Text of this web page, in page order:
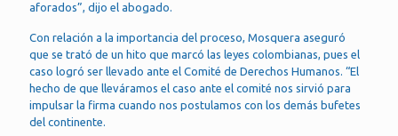
aforados”, dijo el abogado.
Con relación a la importancia del proceso, Mosquera aseguró
que se trató de un hito que marcó las leyes colombianas, pues el
caso logró ser llevado ante el Comité de Derechos Humanos. “El
hecho de que lleváramos el caso ante el comité nos sirvió para
impulsar la firma cuando nos postulamos con los demás bufetes
del continente.